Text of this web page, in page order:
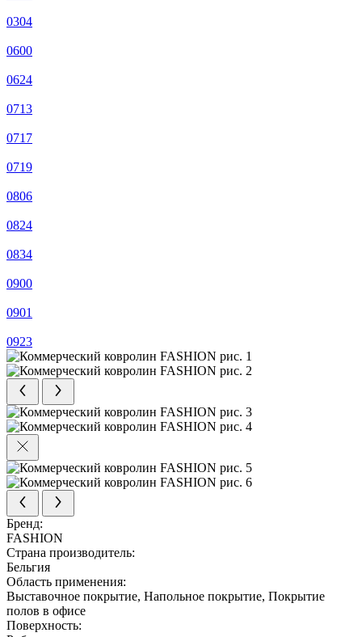
0304
0600
0624
0713
0717
0719
0806
0824
0834
0900
0901
0923
Бренд:
FASHION
Страна производитель:
Бельгия
Область применения:
Выставочное покрытие, Напольное покрытие, Покрытие
полов в офисе
Поверхность: